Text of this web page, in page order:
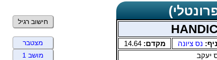
נס ציונה מקדם:14.64
יעקב
חישוב רגיל
מצטבר
מושב 1